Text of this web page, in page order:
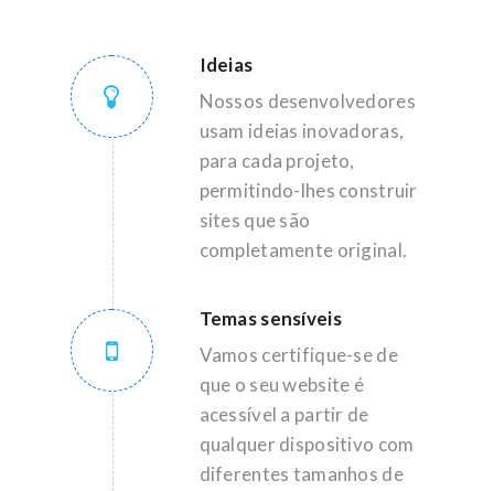
Ideias
Nossos desenvolvedores
usam ideias inovadoras,
para cada projeto,
permitindo-lhes construir
sites que são
completamente original.
Temas sensíveis
Vamos certifique-se de
que o seu website é
acessível a partir de
qualquer dispositivo com
diferentes tamanhos de